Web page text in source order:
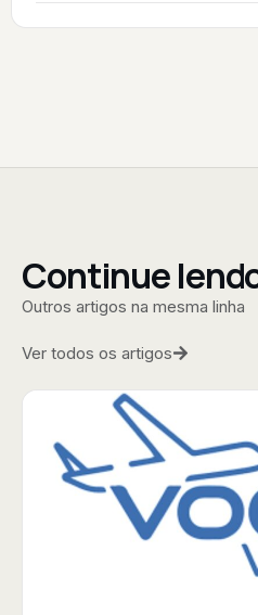
Continue
Outros artigos na mesma linha
Ver todos os artigos